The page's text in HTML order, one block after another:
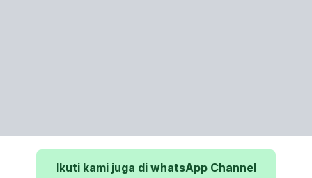
Ikuti kami juga di whatsApp Channel